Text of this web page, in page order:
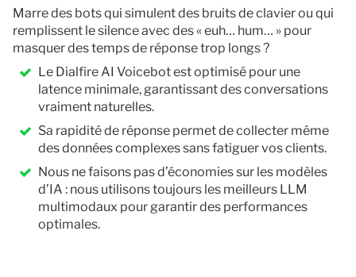
Marre des bots qui simulent des bruits de clavier ou qui
remplissent le silence avec des « euh… hum… » pour
masquer des temps de réponse trop longs ?
Le Dialfire AI Voicebot est optimisé pour une
latence minimale, garantissant des conversations
vraiment naturelles.
Sa rapidité de réponse permet de collecter même
des données complexes sans fatiguer vos clients.
Nous ne faisons pas d’économies sur les modèles
d’IA : nous utilisons toujours les meilleurs LLM
multimodaux pour garantir des performances
optimales.